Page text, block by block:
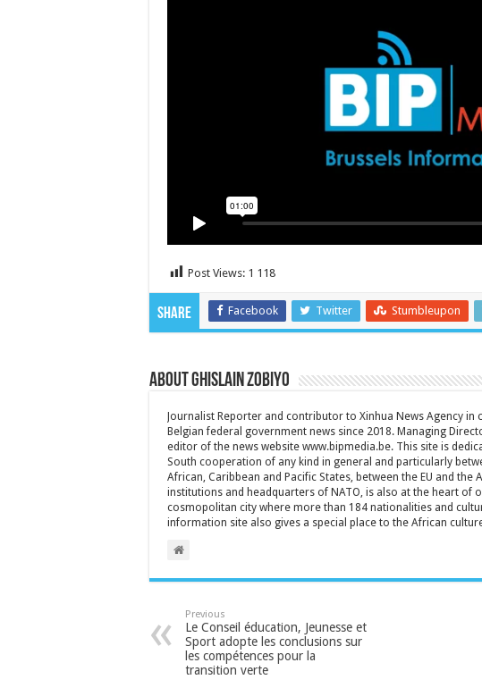
Post Views: 1 118
Share Facebook Twitter Stumbleupon
About Ghislain Zobiyo
Journalist Reporter and contributor to Xinhua News Agency in
Belgian federal government news since 2018. Managing
editor of the news website www.bipmedia.be. This site is
South cooperation of any kind in general and particularly
African, Caribbean and Pacific States, between the EU and
institutions and headquarters of NATO, is also at the heart of
cosmopolitan city where more than 184 nationalities and
information site also gives a special place to the African
Previous
Le Conseil éducation, Jeunesse et
Sport adopte les conclusions sur
les compétences pour la
transition verte